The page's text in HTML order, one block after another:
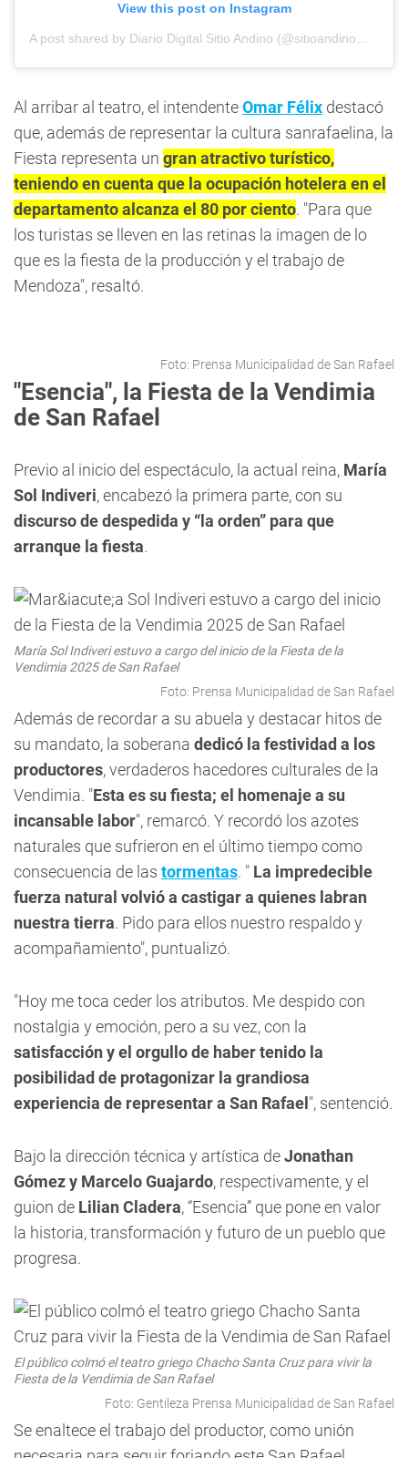
View this post on Instagram
Al arribar al teatro, el intendenteOmar Félix destacó
que, además de representar la cultura sanrafaelina, la
Fiesta representa un gran atractivo turístico,
teniendo en cuenta que la ocupación hotelera en el
departamento alcanza el 80 por ciento. "Para que
los turistas se lleven en las retinas la imagen de lo
que es la fiesta de la producción y el trabajo de
Mendoza", resaltó.
Foto: Prensa Municipalidad de San Rafael
"Esencia", la Fiesta de la Vendimia
de San Rafael
Previo al inicio del espectáculo, la actual reina, María
Sol Indiveri, encabezó la primera parte, con su
discurso de despedida y “la orden” para que
arranque la fiesta.
María Sol Indiveri estuvo a cargo del inicio de la Fiesta de la
Vendimia 2025 de San Rafael
Foto: Prensa Municipalidad de San Rafael
Además de recordar a su abuela y destacar hitos de
su mandato, la soberana dedicó la festividad a los
productores, verdaderos hacedores culturales de la
Vendimia. "Esta es su fiesta; el homenaje a su
incansable labor", remarcó. Y recordó los azotes
naturales que sufrieron en el último tiempo como
consecuencia de las tormentas. " La impredecible
fuerza natural volvió a castigar a quienes labran
nuestra tierra. Pido para ellos nuestro respaldo y
acompañamiento", puntualizó.
"Hoy me toca ceder los atributos. Me despido con
nostalgia y emoción, pero a su vez, con la
satisfacción y el orgullo de haber tenido la
posibilidad de protagonizar la grandiosa
experiencia de representar a San Rafael ", sentenció.
Bajo la dirección técnica y artística deJonathan
Gómez y Marcelo Guajardo, respectivamente, y el
guion de Lilian Cladera, “Esencia” que pone en valor
la historia, transformación y futuro de un pueblo que
progresa.
El público colmó el teatro griego Chacho Santa Cruz para vivir la
Fiesta de la Vendimia de San Rafael
Foto: Gentileza Prensa Municipalidad de San Rafael
Se enaltece el trabajo del productor, como unión